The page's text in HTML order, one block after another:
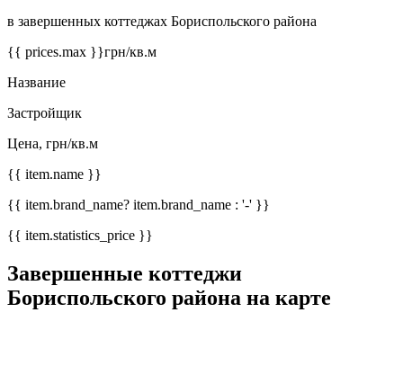
в завершенных коттеджах Бориспольского района
{{ prices.max }}грн/кв.м
Название
Застройщик
Цена, грн/кв.м
{{ item.name }}
{{ item.brand_name? item.brand_name : '-' }}
{{ item.statistics_price }}
Завершенные коттеджи
Бориспольского района на карте